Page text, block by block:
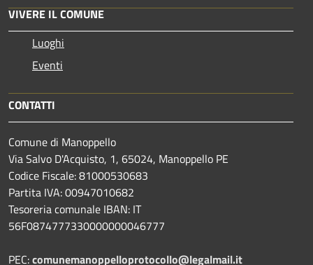
VIVERE IL COMUNE
Luoghi
Eventi
CONTATTI
Comune di Manoppello
Via Salvo D'Acquisto, 1, 65024, Manoppello PE
Codice Fiscale: 81000530683
Partita IVA: 00947010682
Tesoreria comunale IBAN: IT
56F0874777330000000046777
PEC:comunemanoppelloprotocollo@legalmail.it